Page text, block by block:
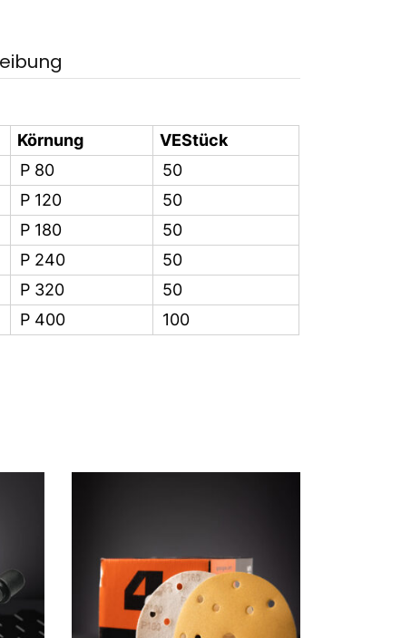
Körnung
VEStück
P 80
50
P 120
50
P 180
50
P 240
50
P 320
50
P 400 100